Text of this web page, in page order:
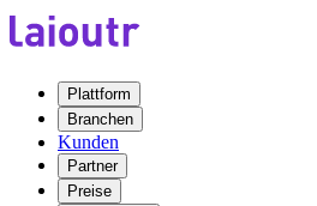
Plattform
Branchen
Kunden
Partner
Preise